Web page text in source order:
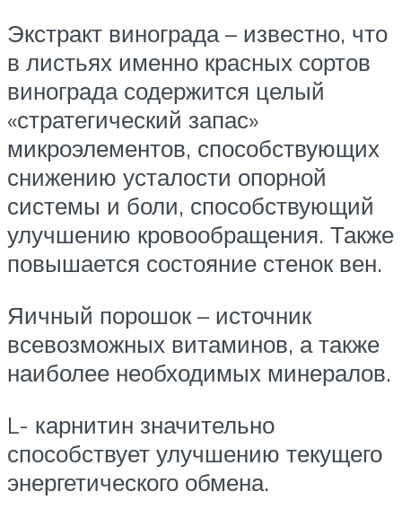
Экстракт винограда – известно, что
в листьях именно красных сортов
винограда содержится целый
«стратегический запас»
микроэлементов, способствующих
снижению усталости опорной
системы и боли, способствующий
улучшению кровообращения. Также
повышается состояние стенок вен.
Яичный порошок – источник
всевозможных витаминов, а также
наиболее необходимых минералов.
L- карнитин значительно
способствует улучшению текущего
энергетического обмена.